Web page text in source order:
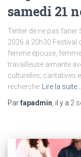
samedi 21
Tenter de ne pas faner
2026 à 20h30 Festival
femme épouse,
travailleuse aimante
culturelles, caritatives
recherche
Lire la suite…
Parfapadmin , il y a 2